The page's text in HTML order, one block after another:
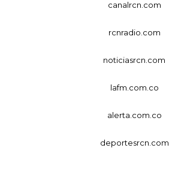
canalrcn.com
rcnradio.com
noticiasrcn.com
lafm.com.co
alerta.com.co
deportesrcn.com